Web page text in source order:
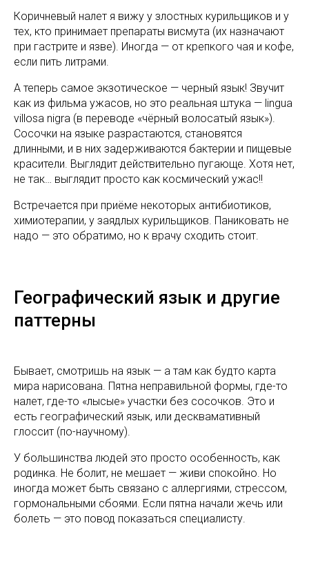
Коричневый налет я вижу у злостных курильщиков и у
тех, кто принимает препараты висмута (их назначают
при гастрите и язве). Иногда — от крепкого чая и кофе,
если пить литрами.
А теперь самое экзотическое — черный язык! Звучит
как из фильма ужасов, но это реальная штука — lingua
villosa nigra (в переводе «чёрный волосатый язык»).
Сосочки на языке разрастаются, становятся
длинными, и в них задерживаются бактерии и пищевые
красители. Выглядит действительно пугающе. Хотя нет,
не так… выглядит просто как космический ужас!!
Встречается при приёме некоторых антибиотиков,
химиотерапии, у заядлых курильщиков. Паниковать не
надо — это обратимо, но к врачу сходить стоит.
Географический язык и другие
паттерны
Бывает, смотришь на язык — а там как будто карта
мира нарисована. Пятна неправильной формы, где-то
налет, где-то «лысые» участки без сосочков. Это и
есть географический язык, или десквамативный
глоссит (по-научному).
У большинства людей это просто особенность, как
родинка. Не болит, не мешает — живи спокойно. Но
иногда может быть связано с аллергиями, стрессом,
гормональными сбоями. Если пятна начали жечь или
болеть — это повод показаться специалисту.